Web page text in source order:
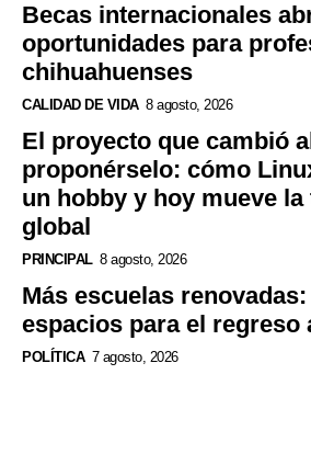
Becas internacionales
oportunidades para
chihuahuenses
CALIDAD DE VIDA 8 agosto, 2026
El proyecto que cambió
proponérselo: cómo
un hobby y hoy mueve
global
PRINCIPAL 8 agosto, 2026
Más escuelas
espacios para el regreso
POLÍTICA 7 agosto, 2026